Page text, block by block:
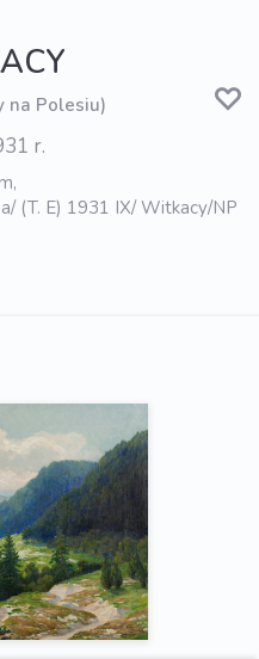
na Polesiu)
r.
(T. E) 1931 IX/ Witkacy/NP